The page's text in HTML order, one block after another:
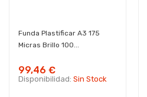
Funda Plastificar A3 175
Micras Brillo 100...
99,46 €
Disponibilidad: Sin Stock